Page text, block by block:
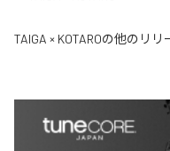
TAIGA × KOTAROの他のリリ